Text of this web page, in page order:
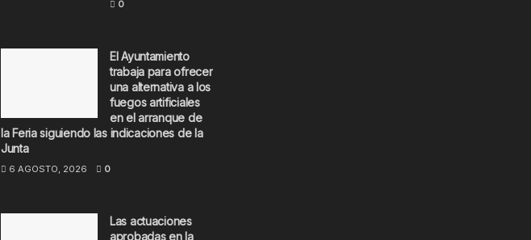
0
El Ayuntamiento
trabaja para ofrecer
una alternativa a los
fuegos artificiales
en el arranque de
la Feria siguiendo las indicaciones de la
Junta
6 AGOSTO, 2026 0
Las actuaciones
aprobadas en la